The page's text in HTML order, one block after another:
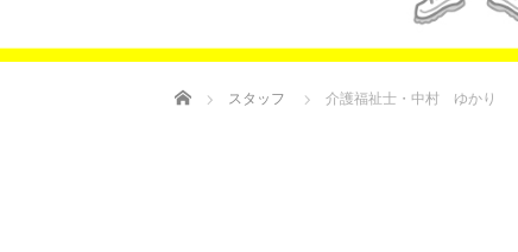
ホーム スタッフ 介護福祉士・中村 ゆかり